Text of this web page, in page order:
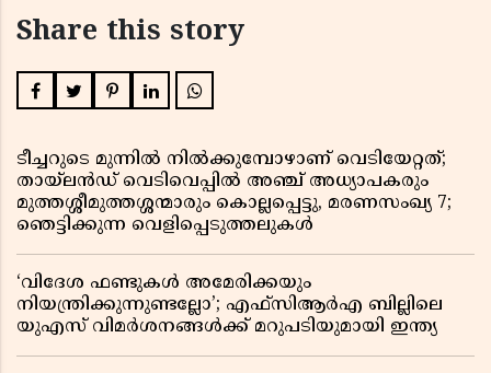
Share this story
ടീച്ചറുടെ മുന്നിൽ നിൽക്കുമ്പോഴാണ് വെടിയേറ്റത്;
തായ്‌ലൻഡ് വെടിവെപ്പിൽ അഞ്ച് അധ്യാപകരും
മുത്തശ്ശീമുത്തശ്ശന്മാരും കൊല്ലപ്പെട്ടു, മരണസംഖ്യ 7;
ഞെട്ടിക്കുന്ന വെളിപ്പെടുത്തലുകൾ
‘വിദേശ ഫണ്ടുകൾ അമേരിക്കയും
നിയന്ത്രിക്കുന്നുണ്ടല്ലോ’; എഫ്സിആർഎ ബില്ലിലെ
യുഎസ് വിമർശനങ്ങൾക്ക് മറുപടിയുമായി ഇന്ത്യ